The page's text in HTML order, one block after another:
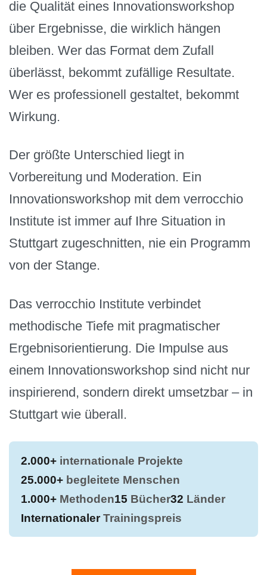
die Qualität eines Innovationsworkshop
über Ergebnisse, die wirklich hängen
bleiben. Wer das Format dem Zufall
überlässt, bekommt zufällige Resultate.
Wer es professionell gestaltet, bekommt
Wirkung.
Der größte Unterschied liegt in
Vorbereitung und Moderation. Ein
Innovationsworkshop mit dem verrocchio
Institute ist immer auf Ihre Situation in
Stuttgart zugeschnitten, nie ein Programm
von der Stange.
Das verrocchio Institute verbindet
methodische Tiefe mit pragmatischer
Ergebnisorientierung. Die Impulse aus
einem Innovationsworkshop sind nicht nur
inspirierend, sondern direkt umsetzbar – in
Stuttgart wie überall.
2.000+ internationale Projekte
25.000+ begleitete Menschen
1.000+ Methoden15 Bücher32 Länder
InternationalerTrainingspreis